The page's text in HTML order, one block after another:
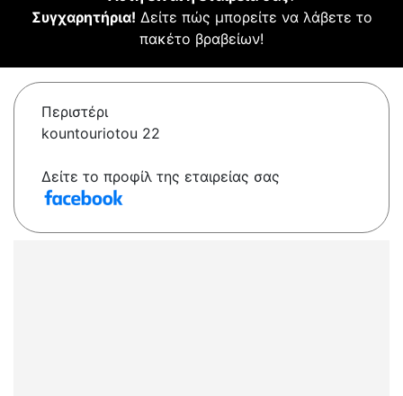
Συγχαρητήρια! Δείτε πώς μπορείτε να λάβετε το
πακέτο βραβείων!
Περιστέρι
kountouriotou 22
Δείτε το προφίλ της εταιρείας σας